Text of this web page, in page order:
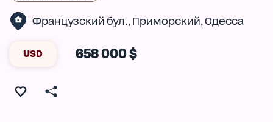
Французский бул., Приморский, Одесса
USD 658 000 $